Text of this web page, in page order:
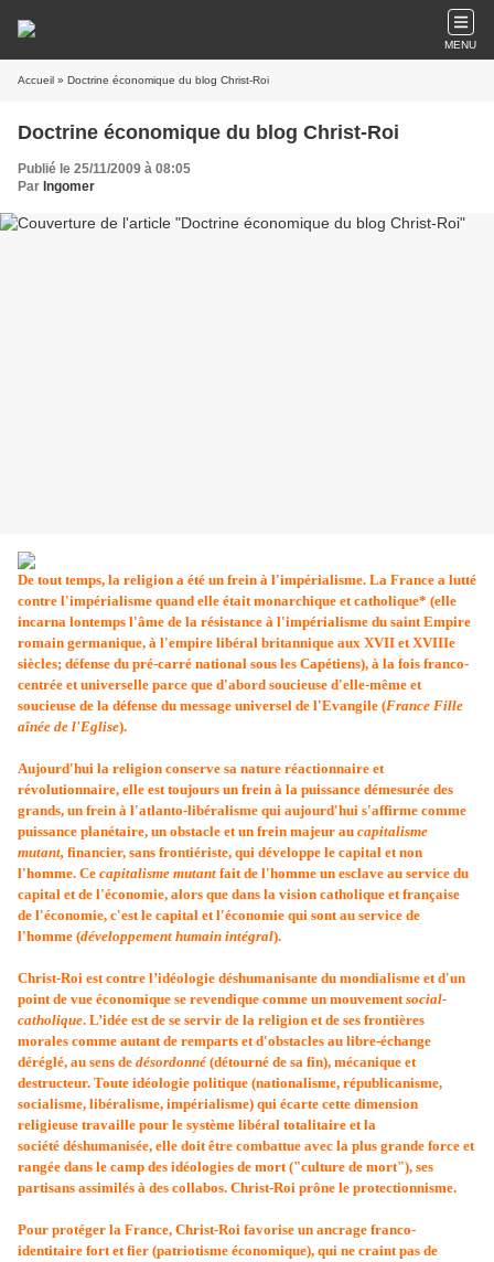
MENU
Accueil » Doctrine économique du blog Christ-Roi
Doctrine économique du blog Christ-Roi
Publié le 25/11/2009 à 08:05
Par Ingomer
De tout temps, la religion a été un frein à l'impérialisme. La France a lutté
contre l'impérialisme quand elle était monarchique et catholique* (elle
incarna lontemps l'âme de la résistance à l'impérialisme du saint Empire
romain germanique, à l'empire libéral britannique aux XVII et XVIIIe
siècles; défense du pré-carré national sous les Capétiens), à la fois franco-
centrée et universelle parce que d'abord soucieuse d'elle-même et
soucieuse de la défense du message universel de l'Evangile (France Fille
aînée de l'Eglise).
Aujourd'hui la religion conserve sa nature réactionnaire et
révolutionnaire, elle est toujours un frein à la puissance démesurée des
grands, un frein à l'atlanto-libéralisme qui aujourd'hui s'affirme comme
puissance planétaire, un obstacle et un frein majeur au capitalisme
mutant, financier, sans frontiériste, qui développe le capital et non
l'homme. Ce capitalisme mutant fait de l'homme un esclave au service du
capital et de l'économie, alors que dans la vision catholique et française
de l'économie, c'est le capital et l'économie qui sont au service de
l'homme (développement humain intégral).
Christ-Roi est contre l’idéologie déshumanisante du mondialisme et d'un
point de vue économique se revendique comme un mouvementsocial-
catholique. L’idée est de se servir de la religion et de ses frontières
morales comme autant de remparts et d'obstacles au libre-échange
déréglé, au sens de désordonné (détourné de sa fin), mécanique et
destructeur. Toute idéologie politique (nationalisme, républicanisme,
socialisme, libéralisme, impérialisme) qui écarte cette dimension
religieuse travaille pour le système libéral totalitaire et la
société déshumanisée, elle doit être combattue avec la plus grande force et
rangée dans le camp des idéologies de mort ("culture de mort"), ses
partisans assimilés à des collabos. Christ-Roi prône le protectionnisme.
Pour protéger la France, Christ-Roi favorise un ancrage franco-
identitaire fort et fier (patriotisme économique), qui ne craint pas de